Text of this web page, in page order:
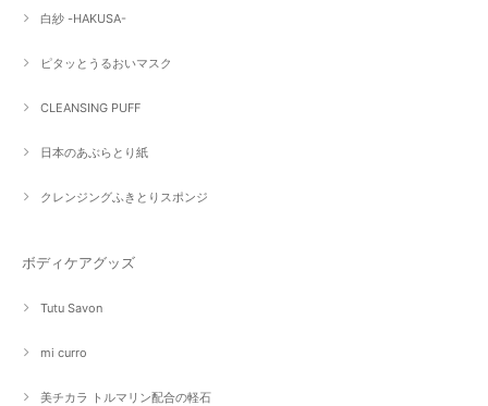
白紗 -HAKUSA-
ピタッとうるおいマスク
CLEANSING PUFF
日本のあぶらとり紙
クレンジングふきとりスポンジ
ボディケアグッズ
Tutu Savon
mi curro
美チカラ トルマリン配合の軽石